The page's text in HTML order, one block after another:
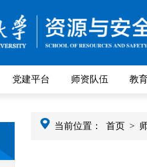
党建平台 师资队伍 教
当前位置： 首页 >